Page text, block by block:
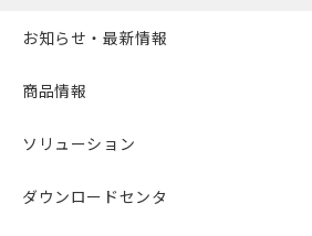
お知らせ・最新情報
商品情報
ソリューション
ダウンロードセンタ